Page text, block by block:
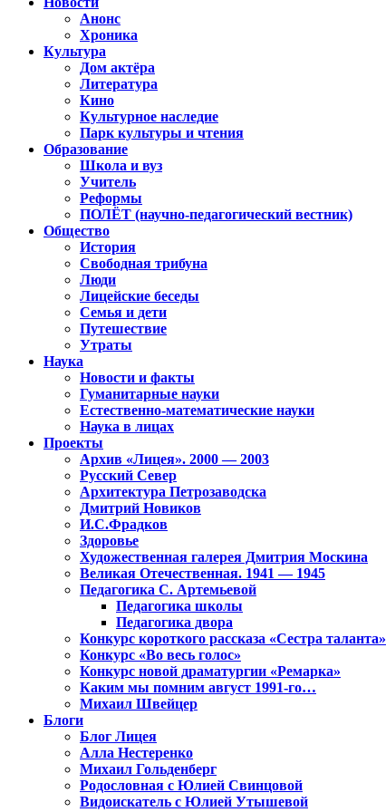
Анонс
Хроника
Культура
Дом актёра
Литература
Кино
Культурное наследие
Парк культуры и чтения
Образование
Школа и вуз
Учитель
Реформы
ПОЛЁТ (научно-педагогический вестник)
Общество
История
Свободная трибуна
Люди
Лицейские беседы
Семья и дети
Путешествие
Утраты
Наука
Новости и факты
Гуманитарные науки
Естественно-математические науки
Наука в лицах
Проекты
Архив «Лицея». 2000 — 2003
Русский Север
Архитектура Петрозаводска
Дмитрий Новиков
И.С.Фрадков
Здоровье
Художественная галерея Дмитрия Москина
Великая Отечественная. 1941 — 1945
Педагогика С. Артемьевой
Педагогика школы
Педагогика двора
Конкурс короткого рассказа «Сестра таланта»
Конкурс «Во весь голос»
Конкурс новой драматургии «Ремарка»
Каким мы помним август 1991-го…
Михаил Швейцер
Блоги
Блог Лицея
Алла Нестеренко
Михаил Гольденберг
Родословная с Юлией Свинцовой
Видоискатель с Юлией Утышевой